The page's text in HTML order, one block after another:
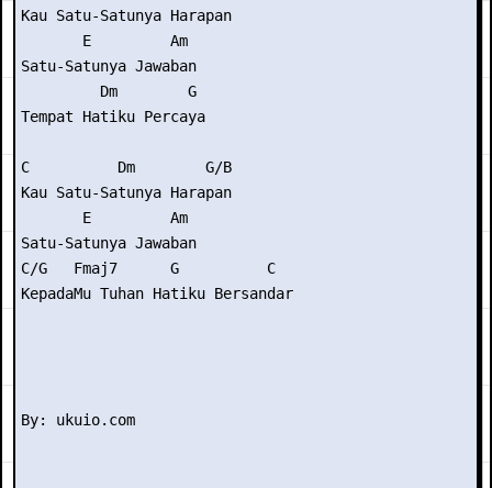
Kau Satu-Satunya Harapan
       E         Am
Satu-Satunya Jawaban
         Dm        G
Tempat Hatiku Percaya
C          Dm        G/B
Kau Satu-Satunya Harapan
       E         Am
Satu-Satunya Jawaban
C/G   Fmaj7      G          C
KepadaMu Tuhan Hatiku Bersandar